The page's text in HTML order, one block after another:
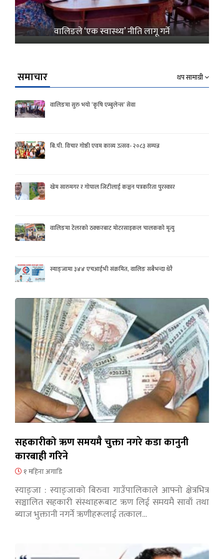
वालिङले ‘एक स्वास्थ्य’ नीति लागू गर्ने
समाचार थप सामाग्री
वालिङमा सुरु भयो ‘कृषि एम्बुलेन्स’ सेवा
बि.पी. विचार गोष्ठी एवम काव्य उत्सव- २०८३ सम्पन्न
खेम सारुमगर र गोपाल जिटीलाई कञ्चन पत्रकरिता पुरस्कार
वालिङमा टेलरको ठक्करबाट मोटरसाइकल चालकको मृत्यु
स्याङ्जामा ३४४ एचआईभी संक्रमित, वालिङ सबैभन्दा धेरै
सहकारीको ऋण समयमै चुक्ता नगरे कडा कानुनी
कारबाही गरिने
१ महिना अगाडि
स्याङ्जा : स्याङ्जाको बिरुवा गाउँपालिकाले आफ्नो क्षेत्रभित्र
सञ्चालित सहकारी संस्थाहरूबाट ऋण लिई समयमै सावाँ तथा
ब्याज भुक्तानी नगर्ने ऋणीहरूलाई तत्काल…